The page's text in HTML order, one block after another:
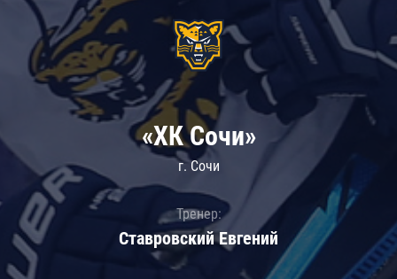
«ХК Сочи»
г. Сочи
Тренер:
Ставровский Евгений